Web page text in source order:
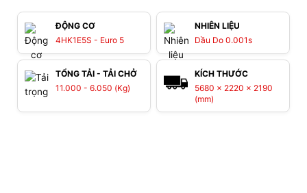
ĐỘNG CƠ
4HK1E5S - Euro 5
NHIÊN LIỆU
Dầu Do 0.001s
TỔNG TẢI - TẢI CHỞ
11.000 - 6.050 (Kg)
KÍCH THƯỚC
5680 x 2220 x 2190
(mm)